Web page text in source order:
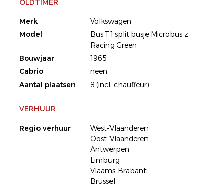
OLDTIMER
Merk
Volkswagen
Model
Bus T1 split busje Microbus z
Racing Green
Bouwjaar
1965
Cabrio
neen
Aantal plaatsen
8 (incl. chauffeur)
VERHUUR
Regio verhuur
West-Vlaanderen
Oost-Vlaanderen
Antwerpen
Limburg
Vlaams-Brabant
Brussel